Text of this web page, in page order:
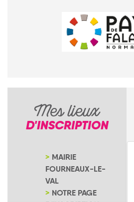
Mes lieux
D'INSCRIPTION
MAIRIE
FOURNEAUX-LE-
VAL
NOTRE PAGE